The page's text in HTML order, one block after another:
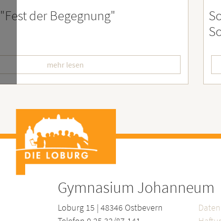
2026 – Der perfekte Start in die
mehr lesen
Gymnasium Johanneum
Loburg 15 | 48346 Ostbevern